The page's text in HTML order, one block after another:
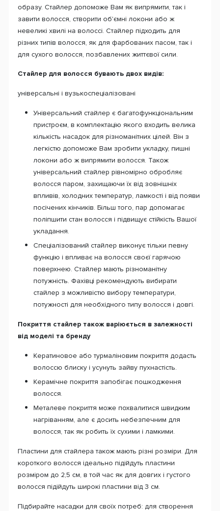
образу. Стайлер допоможе Вам як випрямити, так і
завити волосся, створити об'ємні локони або ж
невеликі хвилі на волоссі. Стайлер підходить для
різних типів волосся, як для фарбованих пасом, так і
для сухого волосся, позбавлених життєвої сили.
Стайлер для волосся бувають двох видів:
універсальні і вузькоспеціалізовані
Універсальний стайлер є багатофункціональним
пристроєм, в комплектацію якого входить велика
кількість насадок для різноманітних цілей. Він з
легкістю допоможе Вам зробити укладку, пишні
локони або ж випрямити волосся. Також
універсальний стайлер рівномірно обробляє
волосся паром, захищаючи їх від зовнішніх
впливів, холодних температур, ламкості і від появи
посічених кінчиків. Більш того, пар допомагає
поліпшити стан волосся і підвищує стійкість Вашої
укладання.
Спеціалізований стайлер виконує тільки певну
функцію і впливає на волосся своєї гарячою
поверхнею. Стайлер мають різноманітну
потужність. Фахівці рекомендують вибирати
стайлер з можливістю вибору температури,
потужності для необхідного типу волосся і довгі.
Покриття стайлер також варіюється в залежності
від моделі та бренду
Кератиновое або турмаліновим покриття додасть
волоссю блиску і усунуть зайву пухнастість.
Керамічне покриття запобігає пошкодження
волосся.
Металеве покриття може похвалитися швидким
нагріванням, але є досить небезпечним для
волосся, так як робить їх сухими і ламкими.
Пластини для стайлера також мають різні розміри. Для
короткого волосся ідеально підійдуть пластини
розміром до 2,5 см, в той час як для довгих і густого
волосся підійдуть широкі пластини від 3 см.
Підбирайте насадки для своїх потреб: для створення